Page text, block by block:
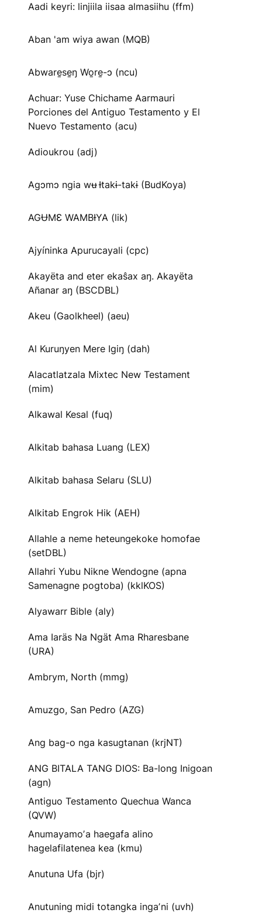
Aadi keyri: linjiila iisaa almasiihu (ffm)
Aban 'am wiya awan (MQB)
Abware̱se̱ŋ Wo̱re̱-ɔ (ncu)
Achuar: Yuse Chichame Aarmauri
Porciones del Antiguo Testamento y El
Nuevo Testamento (acu)
Adioukrou (adj)
Agɔmɔ ngia wʉ Ɨtakɨ-takɨ (BudKoya)
AGɄMƐ WAMBƗYA (lik)
Ajyíninka Apurucayali (cpc)
Akayëta and eter ekaŝax aŋ. Akayëta
Añanar aŋ (BSCDBL)
Akeu (Gaolkheel) (aeu)
Al Kuruŋyen Mere Igiŋ (dah)
Alacatlatzala Mixtec New Testament
(mim)
Alkawal Kesal (fuq)
Alkitab bahasa Luang (LEX)
Alkitab bahasa Selaru (SLU)
Alkitab Engrok Hik (AEH)
Allahle a neme heteungekoke homofae
(setDBL)
Allahri Yubu Nikne Wendogne (apna
Samenagne pogtoba) (kklKOS)
Alyawarr Bible (aly)
Ama Iaräs Na Ngät Ama Rharesbane
(URA)
Ambrym, North (mmg)
Amuzgo, San Pedro (AZG)
Ang bag-o nga kasugtanan (krjNT)
ANG BITALA TANG DIOS: Ba-long Inigoan
(agn)
Antiguo Testamento Quechua Wanca
(QVW)
Anumayamoʼa haegafa alino
hagelafilatenea kea (kmu)
Anutuna Ufa (bjr)
Anutuning midi totangka ingaʼni (uvh)